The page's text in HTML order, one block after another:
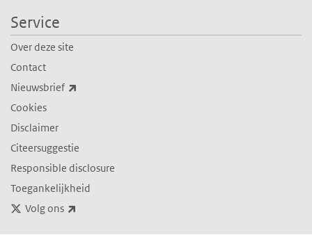
Service
Over deze site
Contact
Nieuwsbrief
Cookies
Disclaimer
Citeersuggestie
Responsible disclosure
Toegankelijkheid
Volg ons